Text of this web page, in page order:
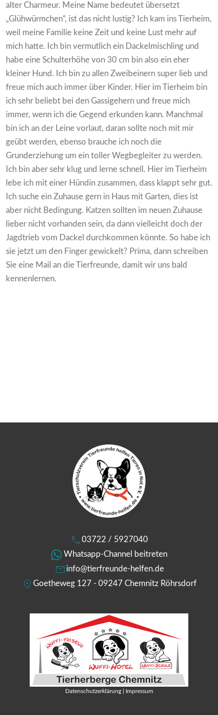
alter Charmeur. Meine Name bedeutet übersetzt
„Glühwürmchen“, ist das nicht lustig? Ich kam ins Tierheim,
weil meine Familie keine Zeit und keine Lust mehr auf
mich hatte. Ich bin vermutlich ein Dackelmischling und
habe eine Schulterhöhe von 30 cm bin also ein eher
kleiner Hund. Ich bin zu allen Zweibeinern super lieb und
freue mich auch immer über Kinder. Hier im Tierheim bin
ich sehr beliebt bei den Gassigehern und freue mich
immer, wenn ich die Gegend erkunden kann. Manchmal
bin ich an der Leine vorlaut, daran sollte noch mit mir
geübt werden, ebenso brauche ich noch die
Grunderziehung um ein toller Wegbegleiter zu werden.
Ich bin aber sehr klug und lerne schnell. Hier im Tierheim
lebe ich mit einer Hündin zusammen, dass klappt sehr gut.
Ich suche ein Zuhause gern in Haus mit Garten, dies ist
aber nicht Bedingung. Katzen sollten im neuen Zuhause
lieber nicht vorhanden sein, da dann vielleicht doch der
Jagdtrieb vom Dackel durchkommen könnte. So habe ich
sie jetzt um den Finger gewickelt? Prima, dann schreiben
Sie eine Mail an die Tierfreunde, damit wir uns bald
kennenlernen.
03722 / 5927040
Whatsapp-Channel beitreten
info@tierfreunde-helfen.de
Goetheweg 127 - 09247 Chemnitz Röhrsdorf
Datenschutzerklärung| Impressum